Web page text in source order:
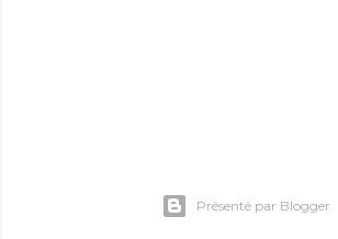
Présenté par Blogger